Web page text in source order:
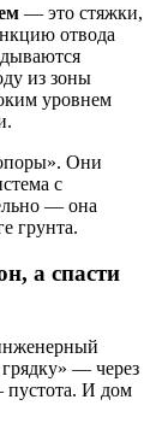
— это стяжки,
отвода
из зоны
уровнем
Они
с
— она
грунта.
а спасти
— через
пустота. И дом